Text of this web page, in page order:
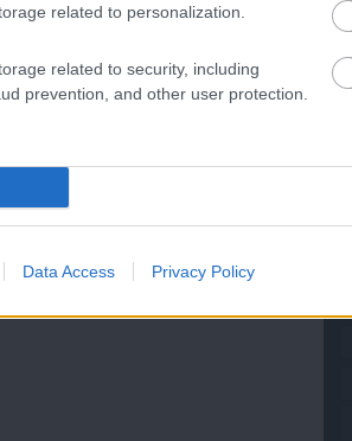
related to personalization.
related to security, including
prevention, and other user protection.
Data Access Privacy Policy